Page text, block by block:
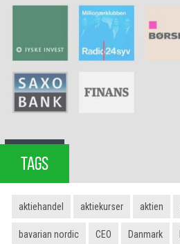
TAGS
aktiehandel aktiekurser aktien
bavarian nordic CEO Danmark